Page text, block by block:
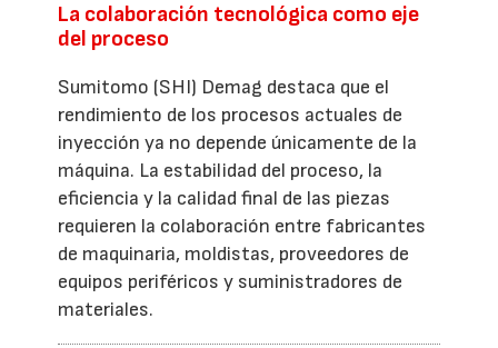
La colaboración tecnológica como eje
del proceso
Sumitomo (SHI) Demag destaca que el
rendimiento de los procesos actuales de
inyección ya no depende únicamente de la
máquina. La estabilidad del proceso, la
eficiencia y la calidad final de las piezas
requieren la colaboración entre fabricantes
de maquinaria, moldistas, proveedores de
equipos periféricos y suministradores de
materiales.